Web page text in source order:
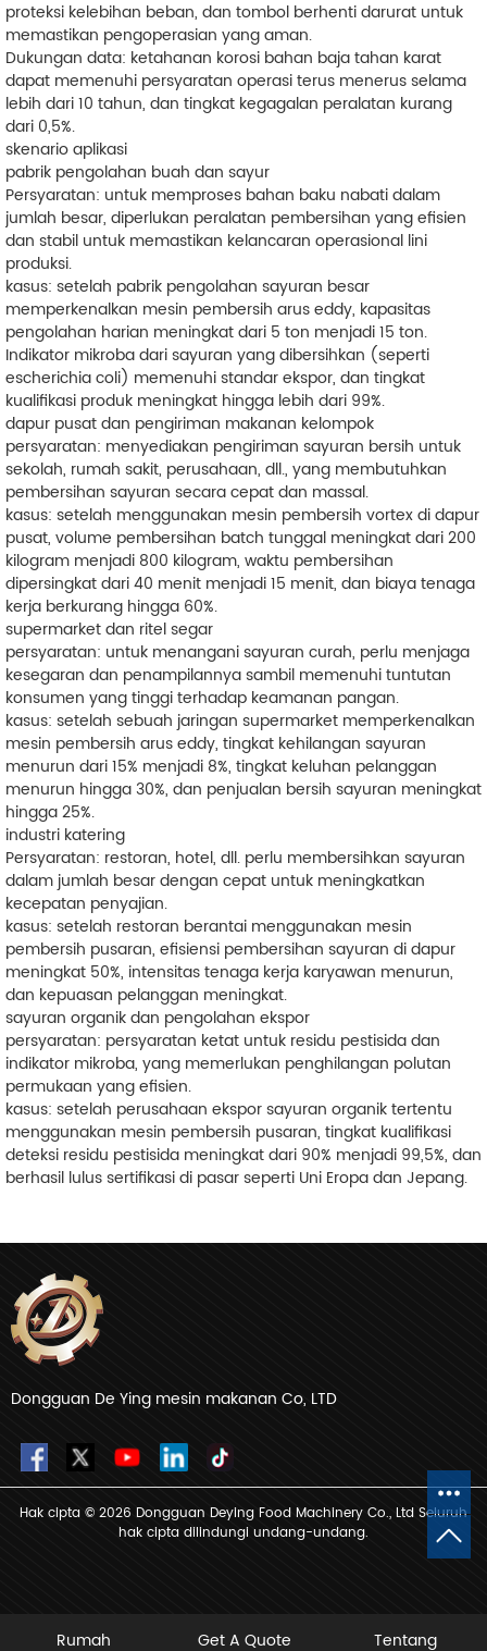
proteksi kelebihan beban, dan tombol berhenti darurat untuk
memastikan pengoperasian yang aman.
Dukungan data: ketahanan korosi bahan baja tahan karat
dapat memenuhi persyaratan operasi terus menerus selama
lebih dari 10 tahun, dan tingkat kegagalan peralatan kurang
dari 0,5%.
skenario aplikasi
pabrik pengolahan buah dan sayur
Persyaratan: untuk memproses bahan baku nabati dalam
jumlah besar, diperlukan peralatan pembersihan yang efisien
dan stabil untuk memastikan kelancaran operasional lini
produksi.
kasus: setelah pabrik pengolahan sayuran besar
memperkenalkan mesin pembersih arus eddy, kapasitas
pengolahan harian meningkat dari 5 ton menjadi 15 ton.
Indikator mikroba dari sayuran yang dibersihkan (seperti
escherichia coli) memenuhi standar ekspor, dan tingkat
kualifikasi produk meningkat hingga lebih dari 99%.
dapur pusat dan pengiriman makanan kelompok
persyaratan: menyediakan pengiriman sayuran bersih untuk
sekolah, rumah sakit, perusahaan, dll., yang membutuhkan
pembersihan sayuran secara cepat dan massal.
kasus: setelah menggunakan mesin pembersih vortex di dapur
pusat, volume pembersihan batch tunggal meningkat dari 200
kilogram menjadi 800 kilogram, waktu pembersihan
dipersingkat dari 40 menit menjadi 15 menit, dan biaya tenaga
kerja berkurang hingga 60%.
supermarket dan ritel segar
persyaratan: untuk menangani sayuran curah, perlu menjaga
kesegaran dan penampilannya sambil memenuhi tuntutan
konsumen yang tinggi terhadap keamanan pangan.
kasus: setelah sebuah jaringan supermarket memperkenalkan
mesin pembersih arus eddy, tingkat kehilangan sayuran
menurun dari 15% menjadi 8%, tingkat keluhan pelanggan
menurun hingga 30%, dan penjualan bersih sayuran meningkat
hingga 25%.
industri katering
Persyaratan: restoran, hotel, dll. perlu membersihkan sayuran
dalam jumlah besar dengan cepat untuk meningkatkan
kecepatan penyajian.
kasus: setelah restoran berantai menggunakan mesin
pembersih pusaran, efisiensi pembersihan sayuran di dapur
meningkat 50%, intensitas tenaga kerja karyawan menurun,
dan kepuasan pelanggan meningkat.
sayuran organik dan pengolahan ekspor
persyaratan: persyaratan ketat untuk residu pestisida dan
indikator mikroba, yang memerlukan penghilangan polutan
permukaan yang efisien.
kasus: setelah perusahaan ekspor sayuran organik tertentu
menggunakan mesin pembersih pusaran, tingkat kualifikasi
deteksi residu pestisida meningkat dari 90% menjadi 99,5%, dan
berhasil lulus sertifikasi di pasar seperti Uni Eropa dan Jepang.
Dongguan De Ying mesin makanan Co, LTD
Hak cipta © 2026 Dongguan Deying Food Machinery Co., Ltd Seluruh
hak cipta dilindungi undang-undang.
Rumah Get A Quote Tentang